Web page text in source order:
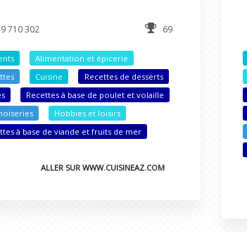
9 710 302 69
Alimentation et épicerie
Cuisine
Recettes de desserts
Recettes à base de poulet et volaille
Hobbies et loisirs
à base de viande et fruits de mer
ALLER SUR WWW.CUISINEAZ.COM